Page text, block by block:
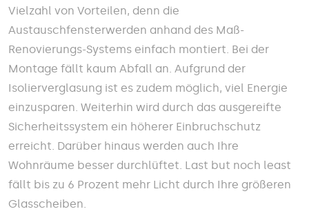
Vielzahl von Vorteilen, denn die
Austauschfensterwerden anhand des Maß-
Renovierungs-Systems einfach montiert. Bei der
Montage fällt kaum Abfall an. Aufgrund der
Isolierverglasung ist es zudem möglich, viel Energie
einzusparen. Weiterhin wird durch das ausgereifte
Sicherheitssystem ein höherer Einbruchschutz
erreicht. Darüber hinaus werden auch Ihre
Wohnräume besser durchlüftet. Last but noch least
fällt bis zu 6 Prozent mehr Licht durch Ihre größeren
Glasscheiben.